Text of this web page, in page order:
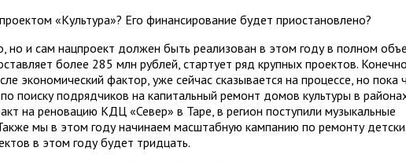
«Культура»? Его финансирование будет приостановлено?
но и сам нацпроект должен быть реализован в этом году в полном
более 285 млн рублей, стартует ряд крупных проектов.
экономический фактор, уже сейчас сказывается на процессе, но пока
поиску подрядчиков на капитальный ремонт домов культуры в
на реновацию КДЦ «Север» в Таре, в регион поступили музыкальные
мы в этом году начинаем масштабную кампанию по ремонту
в этом году будет тридцать.